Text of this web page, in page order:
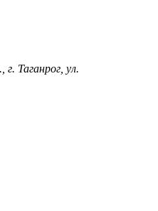
г. Таганрог, ул.